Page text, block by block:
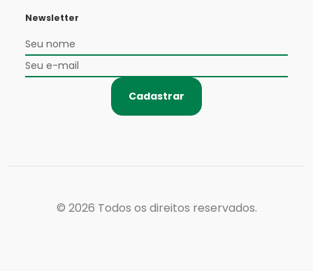
Newsletter
Cadastrar
© 2026 Todos os direitos reservados.